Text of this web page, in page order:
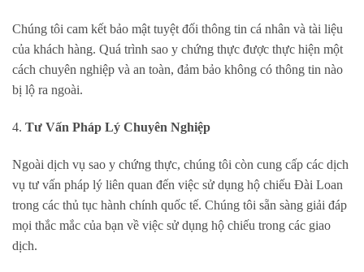
Chúng tôi cam kết bảo mật tuyệt đối thông tin cá nhân và tài liệu
của khách hàng. Quá trình sao y chứng thực được thực hiện một
cách chuyên nghiệp và an toàn, đảm bảo không có thông tin nào
bị lộ ra ngoài.
4. Tư Vấn Pháp Lý Chuyên Nghiệp
Ngoài dịch vụ sao y chứng thực, chúng tôi còn cung cấp các dịch
vụ tư vấn pháp lý liên quan đến việc sử dụng hộ chiếu Đài Loan
trong các thủ tục hành chính quốc tế. Chúng tôi sẵn sàng giải đáp
mọi thắc mắc của bạn về việc sử dụng hộ chiếu trong các giao
dịch.